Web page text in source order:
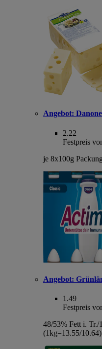
Angebot:
2.22
Festpreis
je 8x100g
Angebot:
1.49
Festpreis
48/53% Fett i. Tr./
(1kg=13.55/10.64)